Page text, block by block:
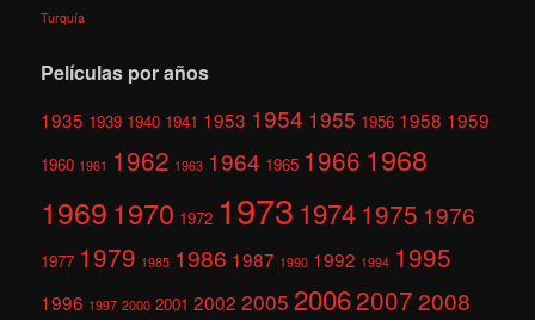
Turquía
Películas por años
1935 1939 1940 1941 1953 1954 1955 1956 1958 1959
1960 1961 1962 1963 1964 1965 1966 1968
1969 1970 1972 1973 1974 1975 1976
1977 1979 1985 1986 1987 1990 1992 1994 1995
1996 1997 2000 2001 2002 2005 200620072008